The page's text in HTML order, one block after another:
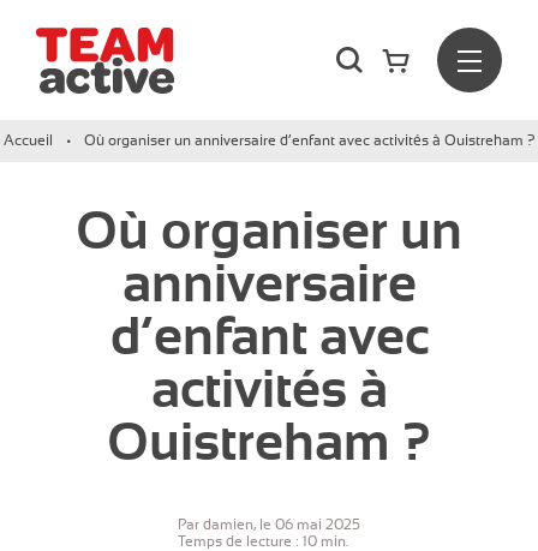
Rechercher
Menu
Accueil Où organiser un anniversaire d’enfant avec activités à Ouistreham ?
Où organiser un
anniversaire
d’enfant avec
activités à
Ouistreham ?
Par damien, le 06 mai 2025
Temps de lecture : 10 min.